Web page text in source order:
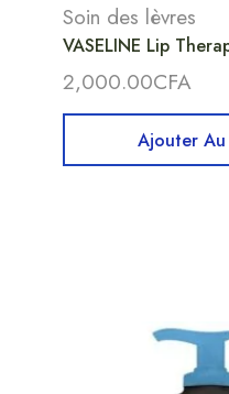
Soin des lèvres
VASELINE Lip
2,000.00CFA
Ajouter